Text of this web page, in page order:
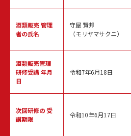
酒類販売管理
者の氏名
酒類販売管理
研修受講 年月
日
次回研修の受
講期限
守屋 賢邦
（モリヤマサクニ）
令和7年6月18日
令和10年6月17日